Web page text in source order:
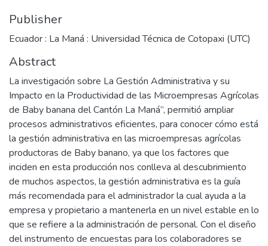
Publisher
Ecuador : La Maná : Universidad Técnica de Cotopaxi (UTC)
Abstract
La investigación sobre La Gestión Administrativa y su
Impacto en la Productividad de las Microempresas Agrícolas
de Baby banana del Cantón La Maná’’, permitió ampliar
procesos administrativos eficientes, para conocer cómo está
la gestión administrativa en las microempresas agrícolas
productoras de Baby banano, ya que los factores que
inciden en esta producción nos conlleva al descubrimiento
de muchos aspectos, la gestión administrativa es la guía
más recomendada para el administrador la cual ayuda a la
empresa y propietario a mantenerla en un nivel estable en lo
que se refiere a la administración de personal. Con el diseño
del instrumento de encuestas para los colaboradores se